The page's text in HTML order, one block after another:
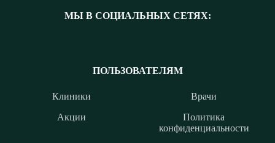
МЫ В СОЦИАЛЬНЫХ СЕТЯХ:
ПОЛЬЗОВАТЕЛЯМ
Клиники
Врачи
Акции
Политика
конфиденциальности